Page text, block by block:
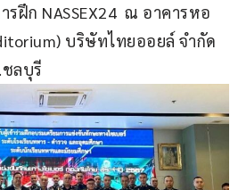
ฝึก NASSEX24  ณ อาคารหอ
บริษัทไทยออยล์ จำกัด
ลบุรี